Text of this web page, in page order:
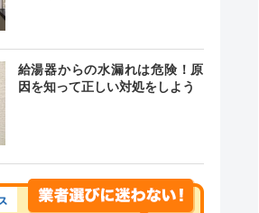
給湯器からの水漏れは危険！原
因を知って正しい対処をしよう